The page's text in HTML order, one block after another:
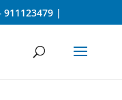
911123479 |